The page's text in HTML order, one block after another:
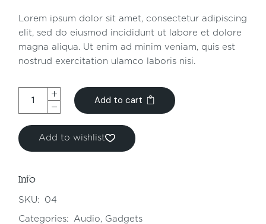
Lorem ipsum dolor sit amet, consectetur adipiscing
elit, sed do eiusmod incididunt ut labore et dolore
magna aliqua. Ut enim ad minim veniam, quis est
nostrud exercitation ulamco laboris nisi.
Add to cart
Add to wishlist
Info
SKU: 04
Categories: Audio, Gadgets